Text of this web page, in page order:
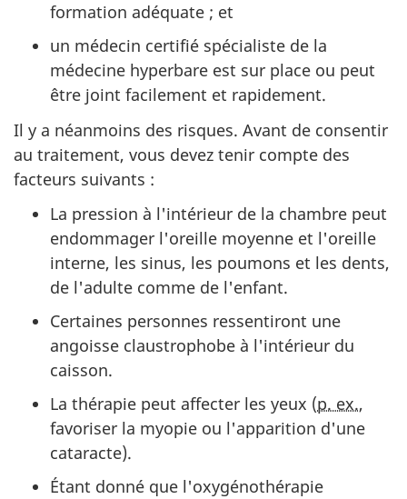
formation adéquate ; et
un médecin certifié spécialiste de la
médecine hyperbare est sur place ou peut
être joint facilement et rapidement.
Il y a néanmoins des risques. Avant de consentir
au traitement, vous devez tenir compte des
facteurs suivants :
La pression à l'intérieur de la chambre peut
endommager l'oreille moyenne et l'oreille
interne, les sinus, les poumons et les dents,
de l'adulte comme de l'enfant.
Certaines personnes ressentiront une
angoisse claustrophobe à l'intérieur du
caisson.
La thérapie peut affecter les yeux (p. ex.,
favoriser la myopie ou l'apparition d'une
cataracte).
Étant donné que l'oxygénothérapie